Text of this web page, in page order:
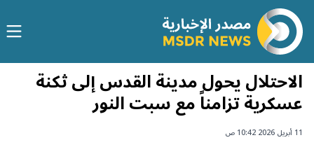
الاحتلال يحول مدينة القدس إلى ثكنة
عسكرية تزامناً مع سبت النور
11 أبريل 2026 10:42 ص